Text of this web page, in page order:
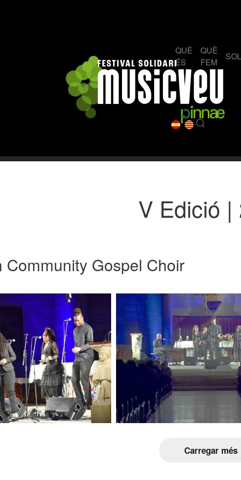
QUÈ
ÉS
QUÈ
FEM
V Edició |
Community Gospel Choir
Carregar més